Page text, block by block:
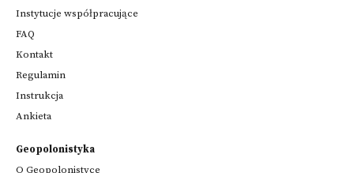
Instytucje współpracujące
FAQ
Kontakt
Regulamin
Instrukcja
Ankieta
Geopolonistyka
O Geopolonistyce